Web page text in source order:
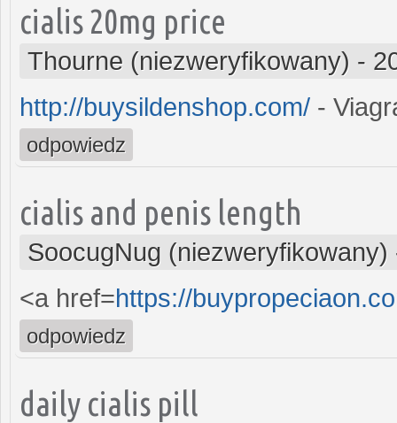
cialis 20mg price
Thourne (niezweryfikowany) -
http://buysildenshop.com/ -
odpowiedz
cialis and penis length
SoocugNug (niezweryfikowany)
<a href=https://
odpowiedz
daily cialis pill